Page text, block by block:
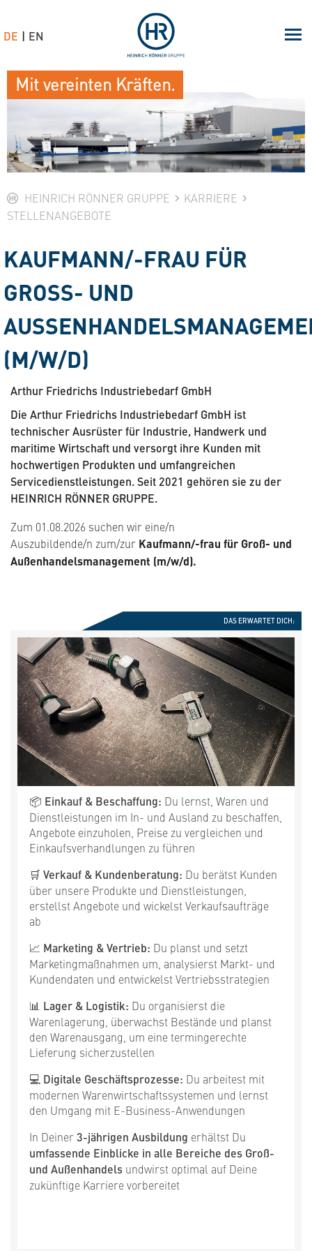
HEINRICH RÖNNER GRUPPE
KARRIERE
STELLENANGEBOTE
KAUFMANN/-FRAU FÜR
GROSS- UND A
/W/D)
Arthur Friedrichs Industriebedarf GmbH
Die Arthur Friedrichs Industriebedarf GmbH ist
technischer Ausrüster für Industrie, Handwerk und
maritime Wirtschaft und versorgt ihre Kunden mit
hochwertigen Produkten und umfangreichen
Servicedienstleistungen. Seit 2021 gehören sie zu der
HEINRICH RÖNNER GRUPPE.
Zum 01.08.2026 suchen wir eine/n
Auszubildende/n zum/zur Kaufmann/-frau für Groß- und
Außenhandelsmanagement (m/w/d).
DAS ERWARTET DICH:
📦 Einkauf & Beschaffung: Du lernst, Waren und
Dienstleistungen im In- und Ausland zu beschaffen,
Angebote einzuholen, Preise zu vergleichen und
Einkaufsverhandlungen zu führen
🛒 Verkauf & Kundenberatung: Du berätst Kunden
über unsere Produkte und Dienstleistungen,
erstellst Angebote und wickelst Verkaufsaufträge
ab
📈 Marketing & Vertrieb: Du planst und setzt
Marketingmaßnahmen um, analysierst Markt- und
Kundendaten und entwickelst Vertriebsstrategien
📊 Lager & Logistik: Du organisierst die
Warenlagerung, überwachst Bestände und planst
den Warenausgang, um eine termingerechte
Lieferung sicherzustellen
💻 Digitale Geschäftsprozesse: Du arbeitest mit
modernen Warenwirtschaftssystemen und lernst
den Umgang mit E-Business-Anwendungen
In Deiner3-jährigen Ausbildung erhältst Du
umfassende Einblicke in alle Bereiche des Groß-
und Außenhandels undwirst optimal auf Deine
zukünftige Karriere vorbereitet
Mit vereinten Kräften.
DE EN